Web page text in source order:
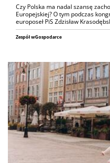
Czy Polska ma nadal szansę
Europejskiej? O tym podczas
europoseł PiS Zdzisław
Zespół wGospodarce